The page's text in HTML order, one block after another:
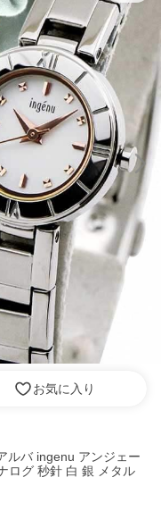
お気に入り
ルバ ingenu アンジェー
ログ 秒針 白 銀 メタル